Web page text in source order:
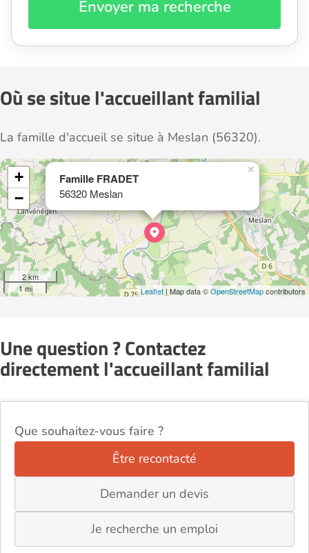
Envoyer ma recherche
Où se situe l'accueillant familial
La famille d'accueil se situe à Meslan (56320).
Famille FRADET
56320 Meslan
×
+
−
2 km
1 mi
Leaflet | Map data ©OpenStreetMapcontributors
Une question ? Contactez
directement l'accueillant familial
Que souhaitez-vous faire ?
Être recontacté
Demander un devis
Je recherche un emploi